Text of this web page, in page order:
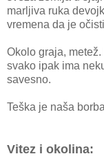
marljiva ruka
vremena da je
Okolo graja,
svako ipak ima
savesno.
Teška je naša
Vitez i okolina: